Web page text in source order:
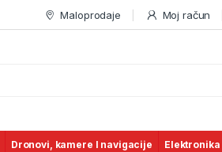
Maloprodaje Moj račun
Dronovi, kamere I navigacije Elektronika